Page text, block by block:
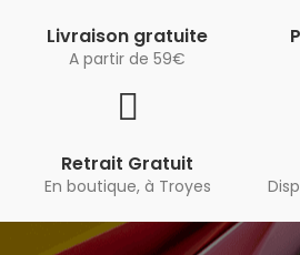
Livraison gratuite
A partir de 59€
Retrait Gratuit
En boutique, à Troyes